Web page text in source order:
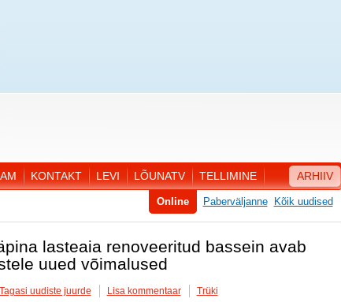
KONTAKT LEVI LÕUNATV TELLIMINE ARHIIV
Kõik uudised
Paberväljanne
Online
lasteaia renoveeritud bassein avab
uued võimalused
Tagasi uudiste juurde Lisa kommentaar Trüki